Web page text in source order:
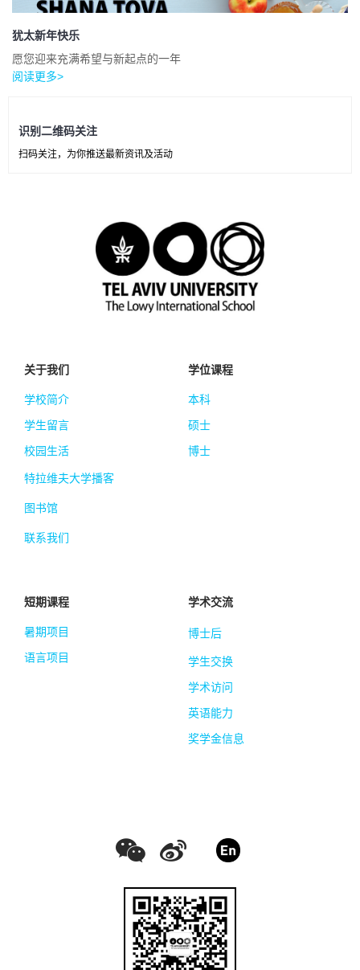
犹太新年快乐
愿您迎来充满希望与新起点的一年
阅读更多>
识别二维码关注
扫码关注，为你推送最新资讯及活动
关于我们
学校简介
学生留言
校园生活
特拉维夫大学播客
图书馆
联系我们
学位课程
本科
硕士
博士
短期课程
暑期项目
语言项目
学术交流
博士后
学生交换
学术访问
英语能力
奖学金信息